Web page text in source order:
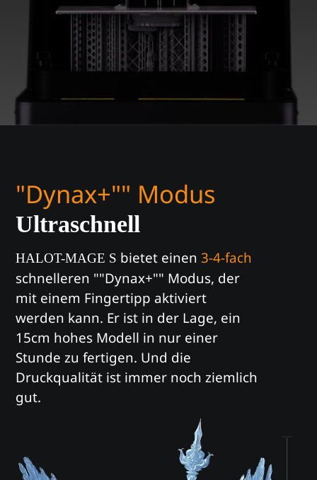
"Dynax+"" Modus
Ultraschnell
HALOT-MAGE S bietet einen 3-4-fach
schnelleren ""Dynax+"" Modus, der
mit einem Fingertipp aktiviert
werden kann. Er ist in der Lage, ein
15cm hohes Modell in nur einer
Stunde zu fertigen. Und die
Druckqualität ist immer noch ziemlich
gut.